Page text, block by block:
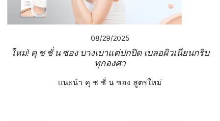
08/29/2025
ใหม่! คุ ช ชั่ น ซอง บางเบาแต่ปกปิด เบลอผิวเนียนกริบ
ทุกองศา
แนะนำ คุ ช ชั่ น ซอง สูตรใหม่